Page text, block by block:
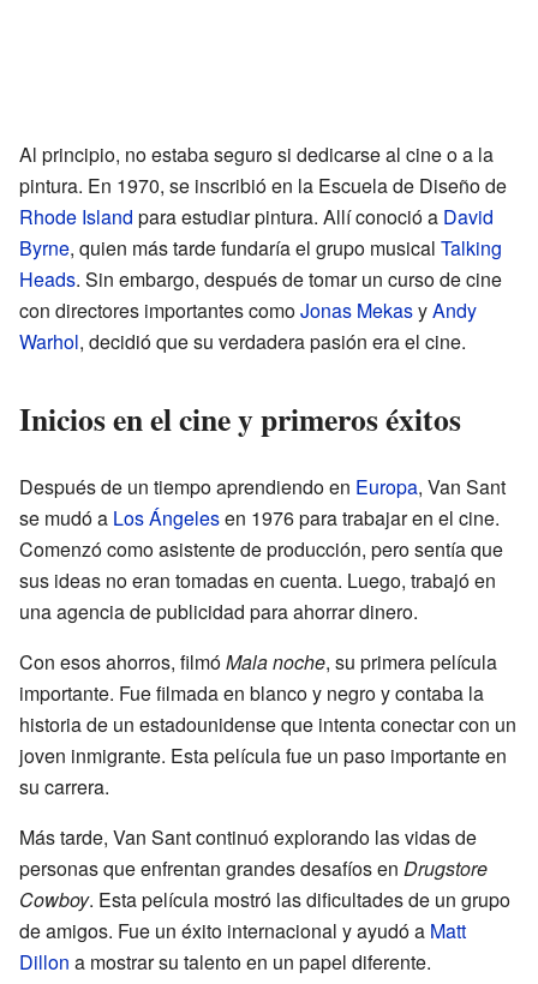
Al principio, no estaba seguro si dedicarse al cine o a la
pintura. En 1970, se inscribió en la Escuela de Diseño de
Rhode Island para estudiar pintura. Allí conoció a David
Byrne, quien más tarde fundaría el grupo musical Talking
Heads. Sin embargo, después de tomar un curso de cine
con directores importantes comoJonas MekasyAndy
Warhol, decidió que su verdadera pasión era el cine.
Inicios en el cine y primeros éxitos
Después de un tiempo aprendiendo en Europa, Van Sant
se mudó a Los Ángelesen 1976 para trabajar en el cine.
Comenzó como asistente de producción, pero sentía que
sus ideas no eran tomadas en cuenta. Luego, trabajó en
una agencia de publicidad para ahorrar dinero.
Con esos ahorros, filmóMala noche, su primera película
importante. Fue filmada en blanco y negro y contaba la
historia de un estadounidense que intenta conectar con un
joven inmigrante. Esta película fue un paso importante en
su carrera.
Más tarde, Van Sant continuó explorando las vidas de
personas que enfrentan grandes desafíos en Drugstore
Cowboy. Esta película mostró las dificultades de un grupo
de amigos. Fue un éxito internacional y ayudó a Matt
Dillon a mostrar su talento en un papel diferente.